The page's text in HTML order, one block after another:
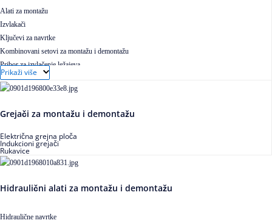
Alati za montažu
Izvlakači
Ključevi za navrtke
Kombinovani setovi za montažu i demontažu
Pribor za izvlačenje ležajeva
Prikaži više
Grejači za montažu i demontažu
Električna grejna ploča
Indukcioni grejači
Rukavice
Hidraulični alati za montažu i demontažu
Hidraulične navrtke